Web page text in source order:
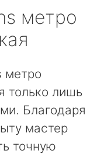
метро
метро
только лишь
Благодаря
мастер
точную